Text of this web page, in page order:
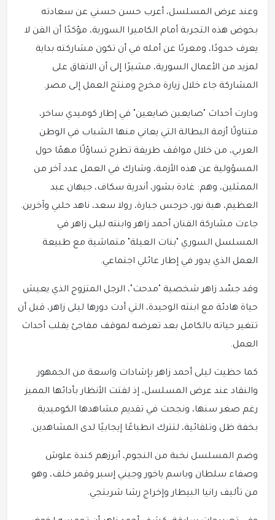
وعند عرض المسلسل، أعرب حسن حسني عن سعادته
بخوض هذه التجربة أمام الكاميرا السورية، مؤكدًا أن الفن لا
يعرف حدودًا، ومعربًا عن أمله في أن تكون مشاركته بداية
لمزيد من الأعمال السورية، مشيرًا إلى أن الاتفاق على
المشاركة جاء خلال زيارة مخرج ومنتج العمل إلى مصر.
ودارت أحداث "صايعين ضايعين" في إطار كوميدي ساخر،
متناولًا أزمة البطالة التي يعاني منها الشباب في الوطن
العربي، من خلال مواقف طريفة تطرح تساؤلًا مهمًا حول
المسؤولية عن هذه الأزمة، وشارك في العمل عدد آخر من
الممثلين، وهم: غادة بشور، أندرية سكاف، جيهان عبد
العظيم، هبة نور، جرجس جبارة، رولا سعد، ناهد حلبي وآخرين.
جاءت مشاركة الفنان أحمد زاهر وابنته ليلى زاهر في
المسلسل السوري "بنات العيلة" متماشية مع طبيعة
العمل الذي يدور في إطار عائلي اجتماعي.
وقد جسّد زاهر شخصية "مدحت"، الرجل المتزوج الذي يعيش
حياة هادئة مع ابنته الوحيدة، التي أدت دورها ليلى زاهر، قبل أن
تتغير حياته بالكامل بعد تعرضه لموقف مفاجئ يقلب أحداث
العمل.
كما حظيت ليلى أحمد زاهر بإشادات واسعة من الجمهور
والنقاد عند عرض المسلسل، إذ لفتت الأنظار بأدائها المميز
رغم صغر سنها، ونجحت في تقديم مشاهدها الكوميدية
بخفة ظل وتلقائية، لتترك انطباعًا إيجابيًا لدى المشاهدين.
وضم المسلسل نخبة من النجوم، أبرزهم كندة علوش
وصفاء سلطان وباسم ياخور وجيني إسبر وقمر خلف، وهو
من تأليف رانيا البيطار وإخراج رشا شربتجي.